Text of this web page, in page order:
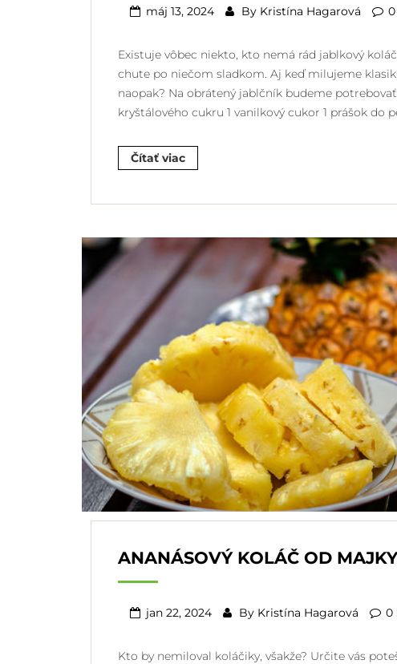
máj 13, 2024 By Kristína Hagarová
Existuje vôbec niekto, kto nemá rád jablkový
chute po niečom sladkom. Aj keď milujeme
naopak? Na obrátený jablčník budeme
kryštálového cukru 1 vanilkový cukor 1 prášok do
Čítať viac
ANANÁSOVÝ KOLÁČ OD MAJKY
jan 22, 2024 By Kristína Hagarová 0
Kto by nemiloval koláčiky, všakže? Určite vás